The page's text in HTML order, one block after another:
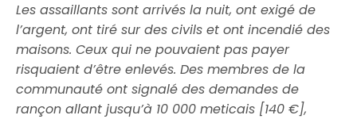
Les assaillants sont arrivés la nuit, ont exigé de
l’argent, ont tiré sur des civils et ont incendié des
maisons. Ceux qui ne pouvaient pas payer
risquaient d’être enlevés. Des membres de la
communauté ont signalé des demandes de
rançon allant jusqu’à 10 000 meticais [140 €],